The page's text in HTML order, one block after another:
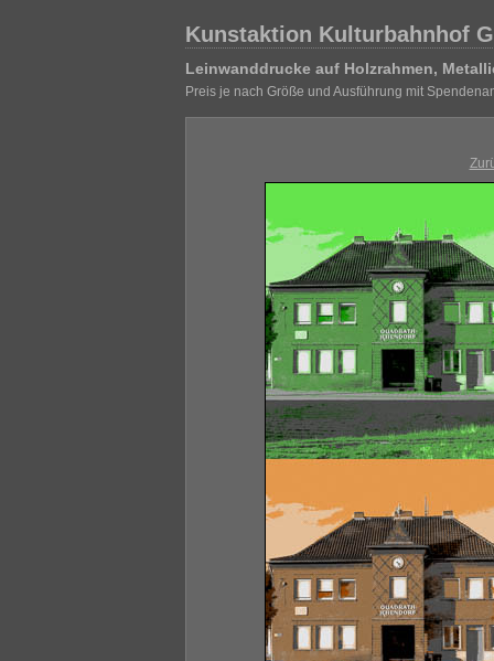
Kunstaktion Kulturbahnhof
Leinwanddrucke auf Holzrahmen,
Preis je nach Größe und Ausführung mit